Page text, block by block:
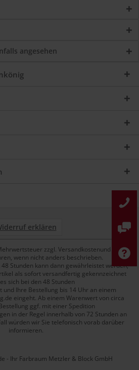
angesehen
erklären
zzgl. Versandkostenund ggf.
wenn nicht anders beschrieben.
Stunden kann dann gewährleistet werden,
als sofort versandfertig gekennzeichnet
sich bei den 48 Stunden
und Ihre Bestellung bis 14 Uhr an einem
eingeht. Ab einem Warenwert von circa
ggf. mit einer Spedition
in der Regel innerhalb von 72 Stunden an
würden wir Sie telefonisch vorab darüber
informieren.
- Ihr Farbraum Metzler & Block GmbH